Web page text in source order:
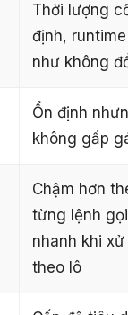
Thời lượng
định,
như không
Ổn định
không gấp
Chậm hơn
từng lệnh
nhanh khi xử
theo lô